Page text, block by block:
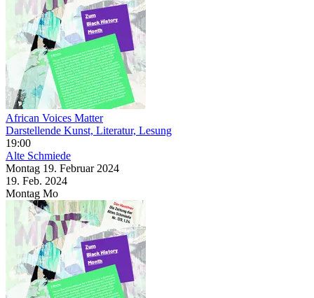
African Voices Matter
Darstellende Kunst, Literatur, Lesung
19:00
Alte Schmiede
Montag 19. Februar 2024
19. Feb. 2024
Montag Mo